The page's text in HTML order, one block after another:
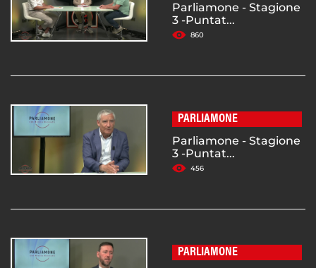
Parliamone - Stagione
3 -Puntat...
860
PARLIAMONE
Parliamone - Stagione
3 -Puntat...
456
PARLIAMONE